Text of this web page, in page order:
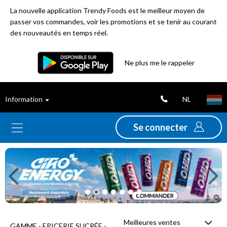
La nouvelle application Trendy Foods est le meilleur moyen de
passer vos commandes, voir les promotions et se tenir au courant
des nouveautés en temps réel.
Ne plus me le rappeler
Information NL
Se connecter
ventes
Nouveautés
Promotions
Déstockage
Previous
Meilleures ventes